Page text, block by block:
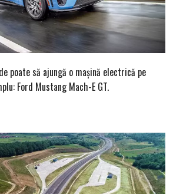
poate să ajungă o mașină electrică pe
Ford Mustang Mach-E GT.